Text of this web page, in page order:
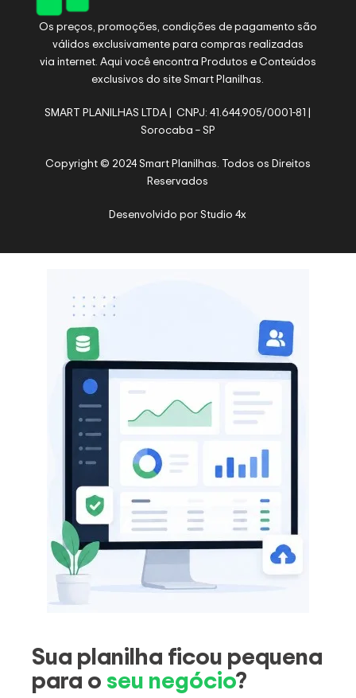
Os preços, promoções, condições de pagamento são
válidos exclusivamente para compras realizadas
via internet. Aqui você encontra Produtos e Conteúdos
exclusivos do site Smart Planilhas.
SMART PLANILHAS LTDA | CNPJ: 41.644.905/0001-81 |
Sorocaba – SP
Copyright © 2024 Smart Planilhas. Todos os Direitos
Reservados
Desenvolvido porStudio 4x
Sua planilha ficou pequena
para oseu negócio?